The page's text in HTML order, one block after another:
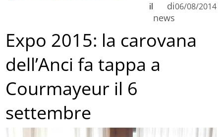
di
news
il 06/08/2014
Expo 2015: la carovana
dell’Anci fa tappa a
Courmayeur il 6
settembre